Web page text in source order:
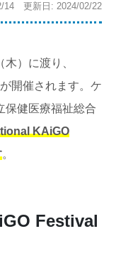
14 更新日: 2024/02/22
）に渡り、
開催されます。ケ
保健医療福祉総合
KAiGO
。
Festival